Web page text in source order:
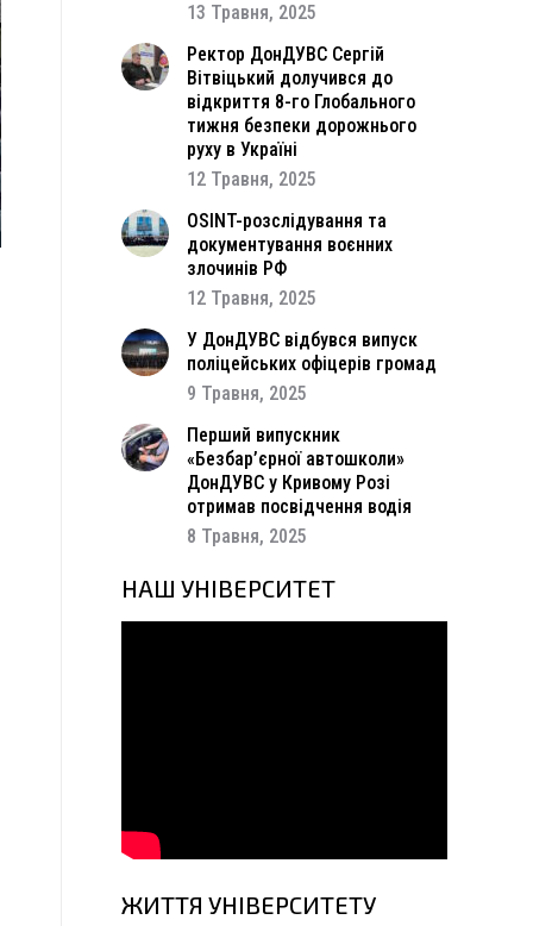
13 Травня, 2025
Ректор ДонДУВС Сергій
Вітвіцький долучився до
відкриття 8-го Глобального
тижня безпеки дорожнього
руху в Україні
12 Травня, 2025
OSINT-розслідування та
документування воєнних
злочинів РФ
12 Травня, 2025
У ДонДУВС відбувся випуск
поліцейських офіцерів громад
9 Травня, 2025
Перший випускник
«Безбар’єрної автошколи»
ДонДУВС у Кривому Розі
отримав посвідчення водія
8 Травня, 2025
НАШ УНІВЕРСИТЕТ
ЖИТТЯ УНІВЕРСИТЕТУ